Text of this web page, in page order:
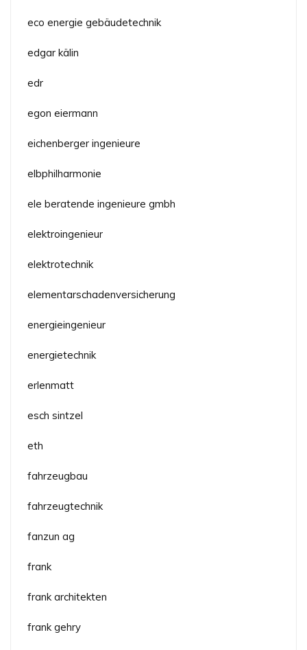
eco energie gebäudetechnik
edgar kälin
edr
egon eiermann
eichenberger ingenieure
elbphilharmonie
ele beratende ingenieure gmbh
elektroingenieur
elektrotechnik
elementarschadenversicherung
energieingenieur
energietechnik
erlenmatt
esch sintzel
eth
fahrzeugbau
fahrzeugtechnik
fanzun ag
frank
frank architekten
frank gehry